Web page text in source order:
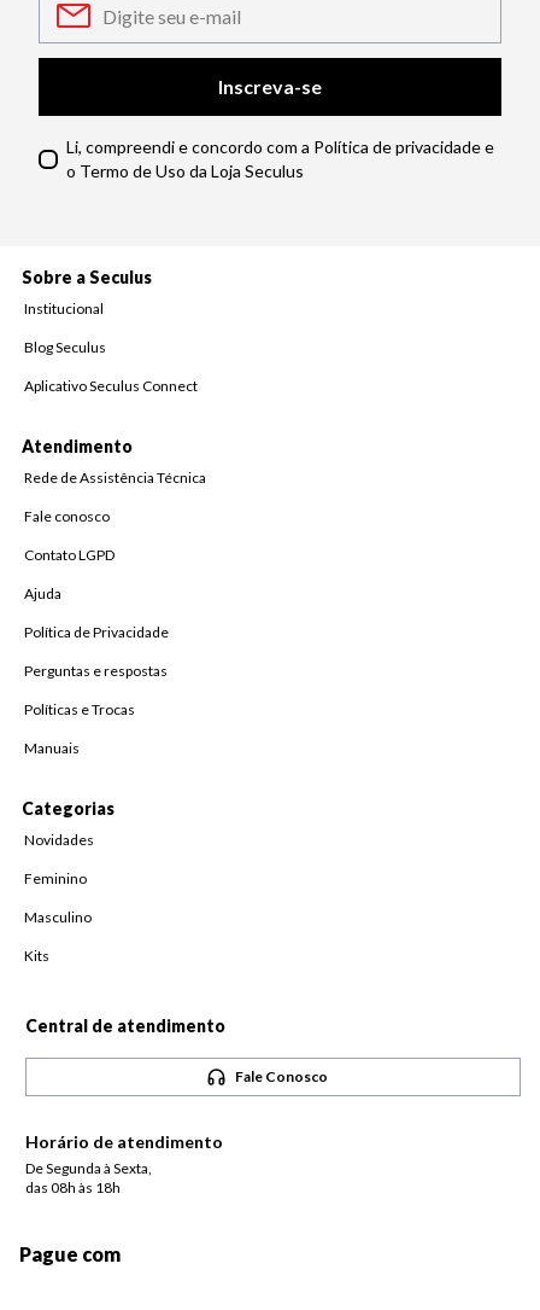
Inscreva-se
Li, compreendi e concordo com a Política de privacidade e
o Termo de Uso da Loja Seculus
Sobre a Seculus
Institucional
Blog Seculus
Aplicativo Seculus Connect
Atendimento
Rede de Assistência Técnica
Fale conosco
Contato LGPD
Ajuda
Política de Privacidade
Perguntas e respostas
Políticas e Trocas
Manuais
Categorias
Novidades
Feminino
Masculino
Kits
Central de atendimento
Fale Conosco
Horário de atendimento
De Segunda à Sexta,
das 08h às 18h
Pague com